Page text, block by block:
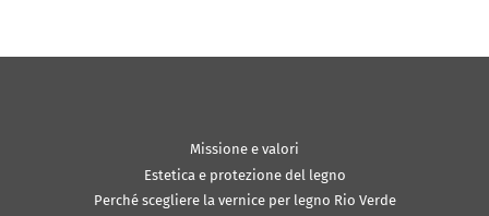
Missione e valori
Estetica e protezione del legno
Perché scegliere la vernice per legno Rio Verde